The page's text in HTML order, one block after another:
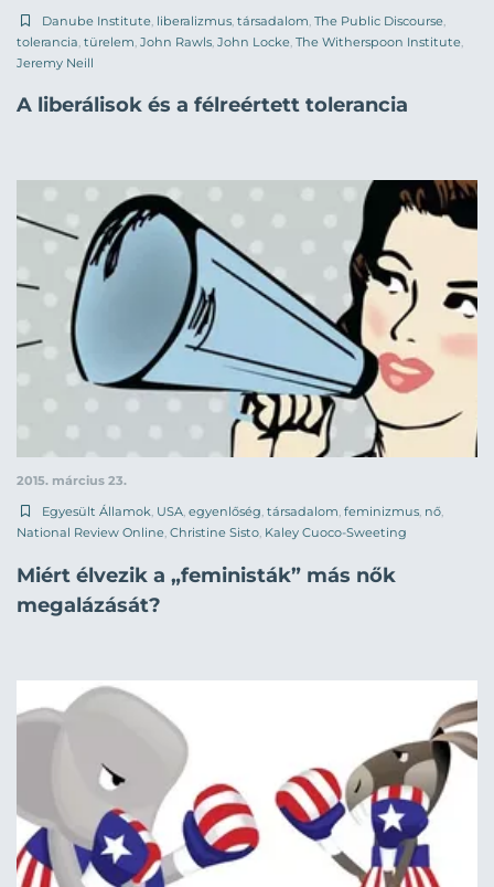
Danube Institute, liberalizmus, társadalom, The Public Discourse,
tolerancia, türelem, John Rawls, John Locke, The Witherspoon Institute,
Jeremy Neill
A liberálisok és a félreértett tolerancia
2015. március 23.
Egyesült Államok, USA, egyenlőség, társadalom, feminizmus, nő,
National Review Online, Christine Sisto, Kaley Cuoco-Sweeting
Miért élvezik a „feministák” más nők
megalázását?